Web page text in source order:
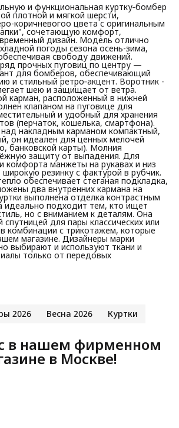
и функциональная куртку‑бомбер
плотной и мягкой шерсти,
коричневогоо цвета с оригинальным
сочетающую комфорт,
дизайн. Модель отлично
погоды сезона осень-зима,
свободу движений.
прочных пуговиц по центру —
для бомберов, обеспечивающий
и стильный ретро‑акцент. Воротник -
шею и защищает от ветра.
карман, расположенный в нижней
клапаном на пуговице для
и удобный для хранения
(перчаток, кошелька, смартфона).
накладным карманом компактный,
он идеален для ценных мелочей
банковской карты). Молния
защиту от выпадения. Для
комфорта манжеты на рукавах и низ
резинку с фактурой в рубчик.
обеспечивает стеганая подкладка,
два внутренних кармана на
выполнена отделка контрастным
идеально подходит тем, кто ищет
но с вниманием к деталям. Она
для пары классических или
комбинации с трикотажем, которые
магазине. Дизайнеры марки
выбирают и используют ткани и
только от передовых
2026 Весна 2026 Куртки
в нашем фирменном
в Москве!